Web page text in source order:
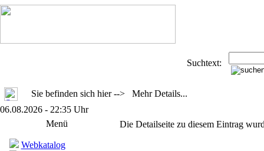
Suchtext:
Sie befinden sich hier --> Mehr Details...
06.08.2026 - 22:35 Uhr
Menü
Webkatalog
Die Detailseite zu diesem Eintrag